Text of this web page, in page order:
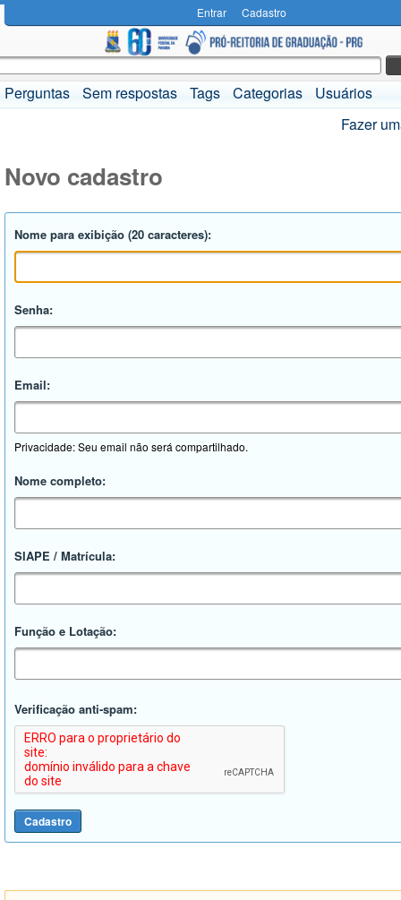
Entrar Cadastro
Perguntas Sem respostas Tags Categorias
Usuários
Fazer
Novo cadastro
Nome para exibição (20 caracteres):
Senha:
Email:
Privacidade: Seu email não será compartilhado.
Nome completo:
SIAPE / Matrícula:
Função e Lotação:
Verificação anti-spam: